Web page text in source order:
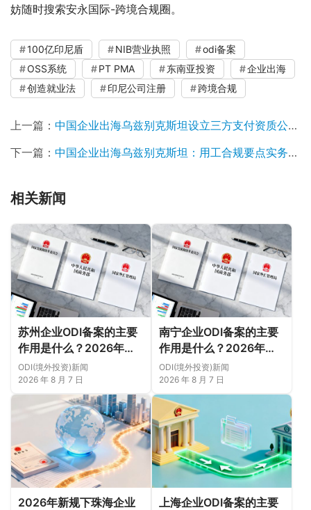
妨随时搜索安永国际-跨境合规圈。
100亿印尼盾 NIB营业执照
odi备案
OSS系统
PT PMA 东南亚投资
企业出海
创造就业法
印尼公司注册 跨境合规
上一篇： 中国企业出海乌兹别克斯坦设立三方支付资质公司合规指引
下一篇： 中国企业出海乌兹别克斯坦：用工合规要点实务报告
相关新闻
苏州企业ODI备案的主要
作用是什么？2026年新
规下先把这几个问题弄明
白（附成功案例与正规靠
谱代办中介推荐）
ODI(境外投资)新闻
2026 年 8 月 7 日
南宁企业ODI备案的主要
作用是什么？2026年新
规下，把这件事说透
ODI(境外投资)新闻
2026 年 8 月 7 日
2026年新规下珠海企业
上海企业ODI备案的主要